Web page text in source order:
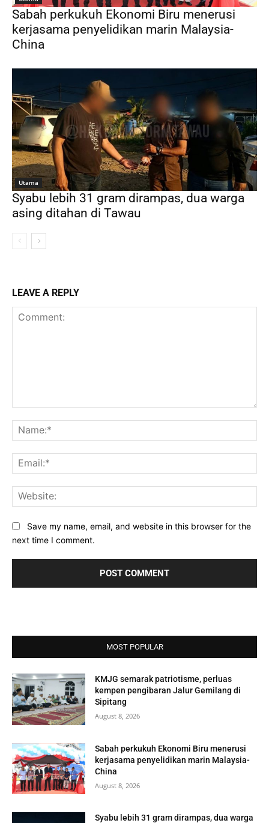
Sabah perkukuh Ekonomi Biru menerusi
kerjasama penyelidikan marin Malaysia-
China
Utama
Syabu lebih 31 gram dirampas, dua warga
asing ditahan di Tawau
LEAVE A REPLY
Save my name, email, and website in this browser for the
next time I comment.
MOST POPULAR
KMJG semarak patriotisme, perluas
kempen pengibaran Jalur Gemilang di
Sipitang
August 8, 2026
Sabah perkukuh Ekonomi Biru menerusi
kerjasama penyelidikan marin Malaysia-
China
August 8, 2026
Syabu lebih 31 gram dirampas, dua warga